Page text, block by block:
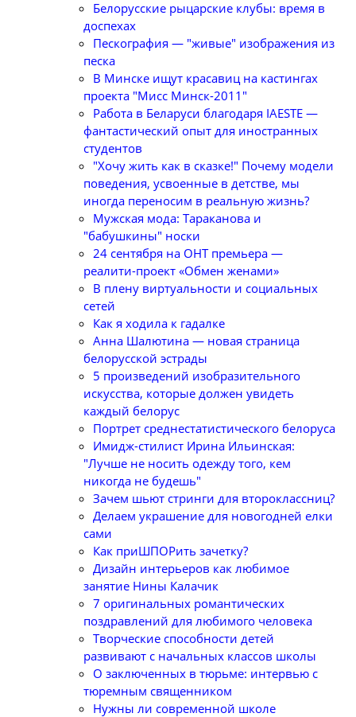
Белорусские рыцарские клубы: время в
доспехах
Пескография — "живые" изображения из
песка
В Минске ищут красавиц на кастингах
проекта "Мисс Минск-2011"
Работа в Беларуси благодаря IAESTE —
фантастический опыт для иностранных
студентов
"Хочу жить как в сказке!" Почему модели
поведения, усвоенные в детстве, мы
иногда переносим в реальную жизнь?
Мужская мода: Тараканова и
"бабушкины" носки
24 сентября на ОНТ премьера —
реалити-проект «Обмен женами»
В плену виртуальности и социальных
сетей
Как я ходила к гадалке
Анна Шалютина — новая страница
белорусской эстрады
5 произведений изобразительного
искусства, которые должен увидеть
каждый белорус
Портрет среднестатистического белоруса
Имидж-стилист Ирина Ильинская:
"Лучше не носить одежду того, кем
никогда не будешь"
Зачем шьют стринги для второклассниц?
Делаем украшение для новогодней елки
сами
Как приШПОРить зачетку?
Дизайн интерьеров как любимое
занятие Нины Калачик
7 оригинальных романтических
поздравлений для любимого человека
Творческие способности детей
развивают с начальных классов школы
О заключенных в тюрьме: интервью с
тюремным священником
Нужны ли современной школе